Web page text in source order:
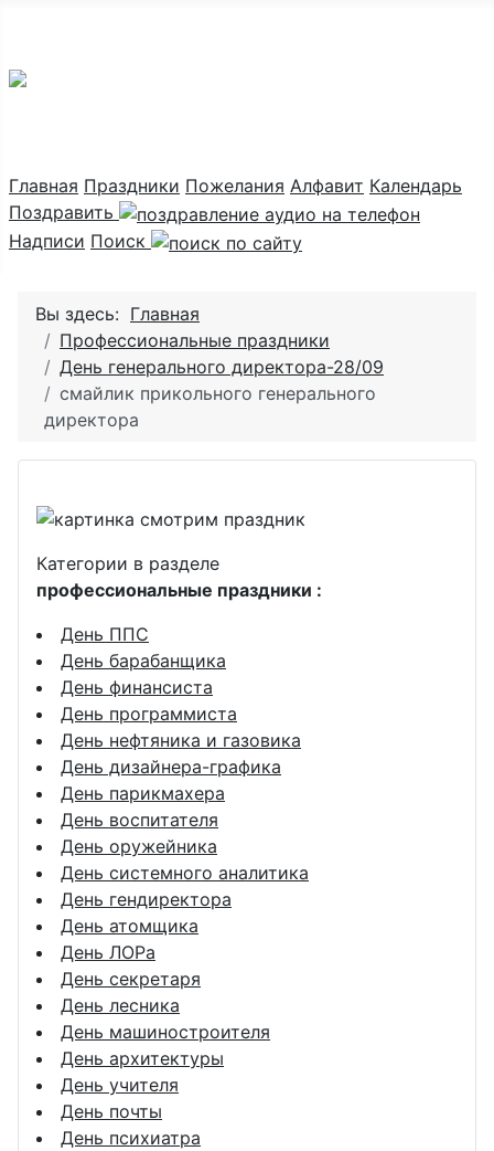
Главная Праздники Пожелания Алфавит Календарь
Поздравить
Надписи Поиск
Вы здесь: Главная
Профессиональные праздники
День генерального директора-28/09
смайлик прикольного генерального
директора
Категории в разделе
профессиональные праздники :
День ППС
День барабанщика
День финансиста
День программиста
День нефтяника и газовика
День дизайнера-графика
День парикмахера
День воспитателя
День оружейника
День системного аналитика
День гендиректора
День атомщика
День ЛОРа
День секретаря
День лесника
День машиностроителя
День архитектуры
День учителя
День почты
День психиатра